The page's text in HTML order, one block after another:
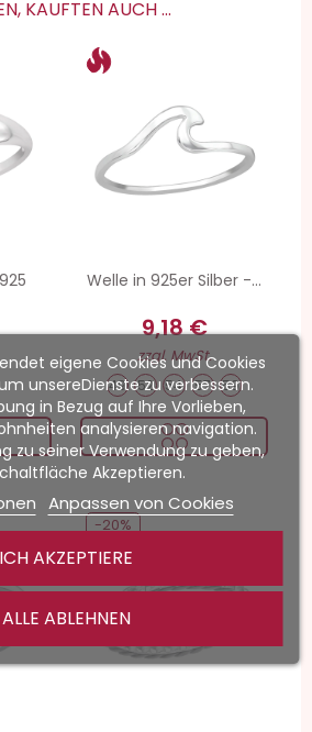
KAUFTEN AUCH ...
Welle in 925er Silber -...
9,18 €
zzgl. MwSt.
49 52 54 57 59
-20%
eigene Cookies und Cookies
unsereDienste zu verbessern.
in Bezug auf Ihre Vorlieben,
analysieren navigation.
zu seiner Verwendung zu geben,
Akzeptieren.
Anpassen von Cookies
ALLE ABLEHNEN
ICH AKZEPTIERE